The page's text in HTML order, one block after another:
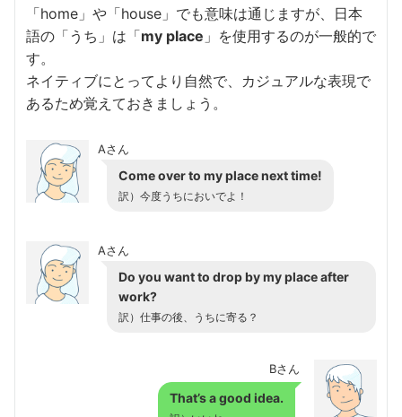
「home」や「house」でも意味は通じますが、日本
語の「うち」は「my place 」を使用するのが一般的で
す。
ネイティブにとってより自然で、カジュアルな表現で
あるため覚えておきましょう。
Aさん
Come over to my place next time!
訳）今度うちにおいでよ！
Aさん
Do you want to drop by my place after
work?
訳）仕事の後、うちに寄る？
Bさん
That’s a good idea.